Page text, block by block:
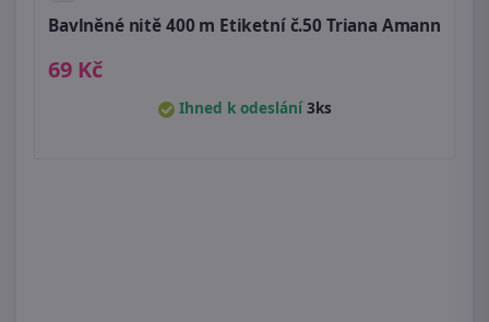
Bavlněné nitě 400 m Etiketní č.50 Triana Amann
69 Kč
Ihned k odeslání3ks